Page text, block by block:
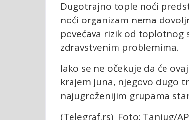
Dugotrajno tople noći
noći organizam nema
povećava rizik od
zdravstvenim problemima.
Iako se ne očekuje da će
krajem juna, njegovo dugo
najugroženijim grupama
(Telegraf.rs) Foto: Tanjug/AP